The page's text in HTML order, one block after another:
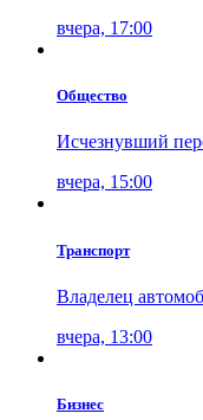
вчера, 17:00
Общество
Исчезнувший
вчера, 15:00
Транспорт
Владелец
вчера, 13:00
Бизнес